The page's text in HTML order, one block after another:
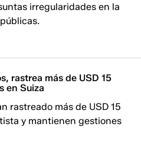
irregularidades en la
rastrea más de USD 15
en Suiza
rastreado más de USD 15
y mantienen gestiones